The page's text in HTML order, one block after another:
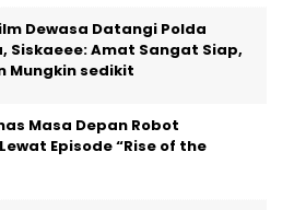
Dewasa Datangi Polda
Siskaeee: Amat Sangat Siap,
Mungkin sedikit
Masa Depan Robot
Episode “Rise of the